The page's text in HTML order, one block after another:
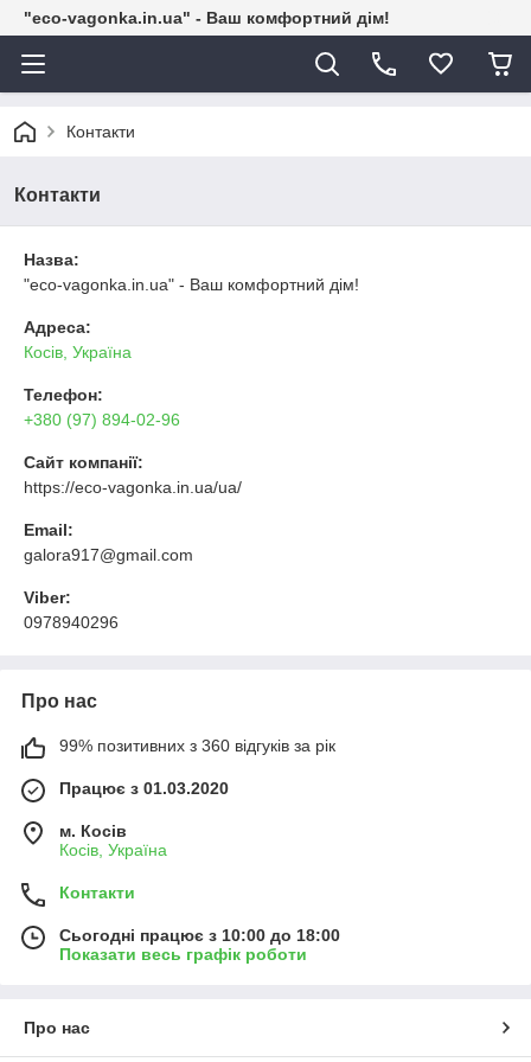
"eco-vagonka.in.ua" - Ваш комфортний дім!
Контакти
Контакти
Назва:
"eco-vagonka.in.ua" - Ваш комфортний дім!
Адреса:
Косів, Україна
Телефон:
+380 (97) 894-02-96
Сайт компанії:
https://eco-vagonka.in.ua/ua/
Email:
galora917@gmail.com
Viber:
0978940296
Про нас
99% позитивних з 360 відгуків за рік
Працює з 01.03.2020
м. Косів
Косів, Україна
Контакти
Сьогодні працює з 10:00 до 18:00
Показати весь графік роботи
Про нас